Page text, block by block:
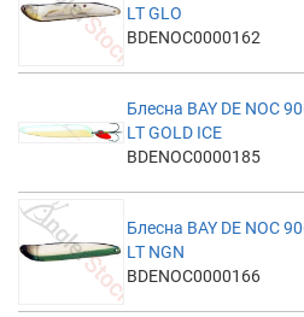
LT GLO
BDENOC0000162
Блесна BAY DE NOC
LT GOLD ICE
BDENOC0000185
Блесна BAY DE NOC
LT NGN
BDENOC0000166